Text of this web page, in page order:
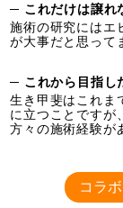
─ これだけは譲れ
施術の研究にはエ
が大事だと思って
─ これから目指し
生き甲斐はこれま
に立つことですが
方々の施術経験が
コラ